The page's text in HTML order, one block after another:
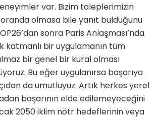
var. Bizim taleplerimizin
olmasa bile yanıt bulduğunu
sonra Paris Anlaşması’nda
katmanlı bir uygulamanın tüm
bir genel bir kural olması
Bu eğer uygulanırsa başarıya
da umutluyuz. Artık herkes yerel
başarının elde edilemeyeceğini
2050 iklim nötr hedeflerinin veya